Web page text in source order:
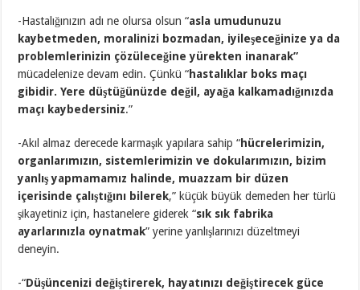
-Hastalığınızın adı ne olursa olsun “asla umudunuzu
kaybetmeden, moralinizi bozmadan, iyileşeceğinize ya da
problemlerinizin çözüleceğine yürekten inanarak”
mücadelenize devam edin. Çünkü “hastalıklar boks maçı
gibidir. Yere düştüğünüzde değil, ayağa kalkamadığınızda
maçı kaybedersiniz.”
-Akıl almaz derecede karmaşık yapılara sahip “hücrelerimizin,
organlarımızın, sistemlerimizin ve dokularımızın, bizim
yanlış yapmamamız halinde, muazzam bir düzen
içerisinde çalıştığını bilerek,” küçük büyük demeden her türlü
şikayetiniz için, hastanelere giderek “sık sık fabrika
ayarlarınızla oynatmak” yerine yanlışlarınızı düzeltmeyi
deneyin.
-“Düşüncenizi değiştirerek, hayatınızı değiştirecek güce